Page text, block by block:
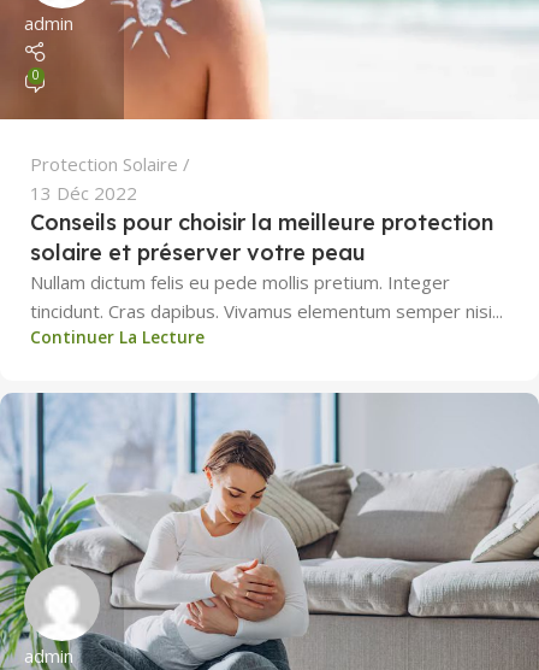
admin
0
Protection Solaire
13 Déc 2022
Conseils pour choisir la meilleure protection
solaire et préserver votre peau
Nullam dictum felis eu pede mollis pretium. Integer
tincidunt. Cras dapibus. Vivamus elementum semper nisi...
Continuer La Lecture
admin